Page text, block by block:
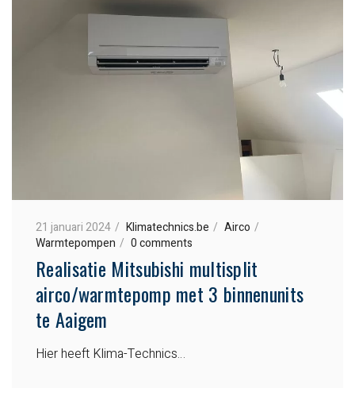
21 januari 2024 Klimatechnics.be
Airco
Warmtepompen
0 comments
Realisatie Mitsubishi multisplit
airco/warmtepomp met 3 binnenunits
te Aaigem
Hier heeft Klima-Technics…